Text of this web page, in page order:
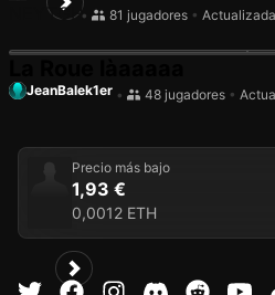
•
81 jugadores •
JeanBalek1er • 48 jugadores •
Precio más bajo
1,93 €
0,0012 ETH